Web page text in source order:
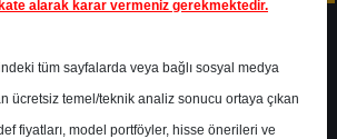
alarak karar vermeniz gerekmektedir.
tüm sayfalarda veya bağlı sosyal medya
ücretsiz temel/teknik analiz sonucu ortaya çıkan
fiyatları, model portföyler, hisse önerileri ve